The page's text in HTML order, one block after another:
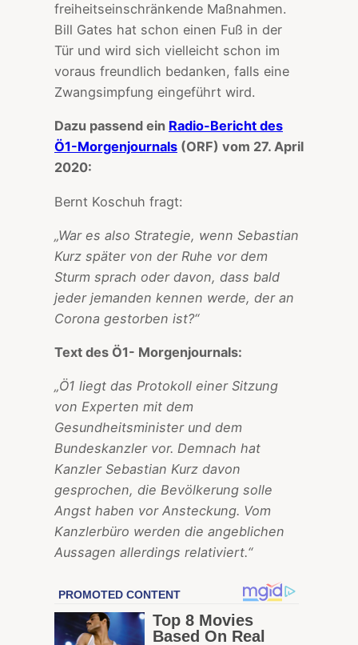
freiheitseinschränkende Maßnahmen.
Bill Gates hat schon einen Fuß in der
Tür und wird sich vielleicht schon im
voraus freundlich bedanken, falls eine
Zwangsimpfung eingeführt wird.
Dazu passend ein Radio-Bericht des
Ö1-Morgenjournals (ORF) vom 27. April
2020:
Bernt Koschuh fragt:
„War es also Strategie, wenn Sebastian
Kurz später von der Ruhe vor dem
Sturm sprach oder davon, dass bald
jeder jemanden kennen werde, der an
Corona gestorben ist?“
Text des Ö1- Morgenjournals:
„Ö1 liegt das Protokoll einer Sitzung
von Experten mit dem
Gesundheitsminister und dem
Bundeskanzler vor. Demnach hat
Kanzler Sebastian Kurz davon
gesprochen, die Bevölkerung solle
Angst haben vor Ansteckung. Vom
Kanzlerbüro werden die angeblichen
Aussagen allerdings relativiert.“